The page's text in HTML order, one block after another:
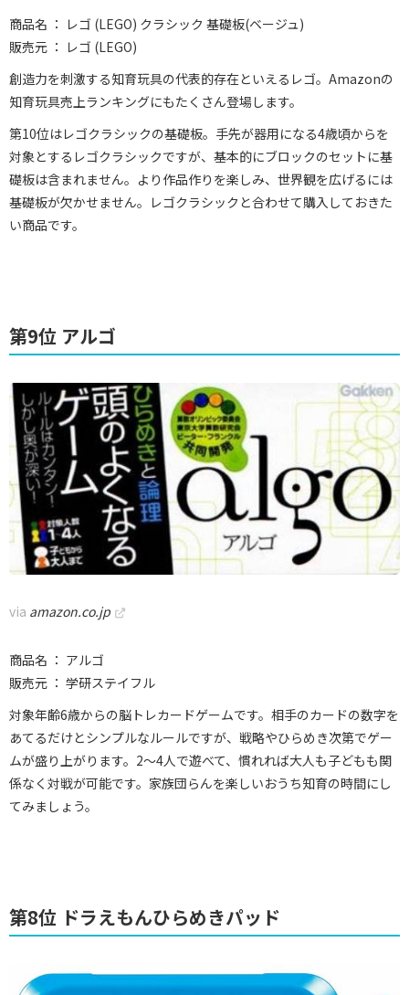
商品名 ： レゴ (LEGO) クラシック 基礎板(ベージュ)
販売元 ： レゴ (LEGO)
創造力を刺激する知育玩具の代表的存在といえるレゴ。Amazonの
知育玩具売上ランキングにもたくさん登場します。
第10位はレゴクラシックの基礎板。手先が器用になる4歳頃からを
対象とするレゴクラシックですが、基本的にブロックのセットに基
礎板は含まれません。より作品作りを楽しみ、世界観を広げるには
基礎板が欠かせません。レゴクラシックと合わせて購入しておきた
い商品です。
第9位 アルゴ
via amazon.co.jp
商品名 ： アルゴ
販売元 ： 学研ステイフル
対象年齢6歳からの脳トレカードゲームです。相手のカードの数字を
あてるだけとシンプルなルールですが、戦略やひらめき次第でゲー
ムが盛り上がります。2～4人で遊べて、慣れれば大人も子どもも関
係なく対戦が可能です。家族団らんを楽しいおうち知育の時間にし
てみましょう。
第8位 ドラえもんひらめきパッド